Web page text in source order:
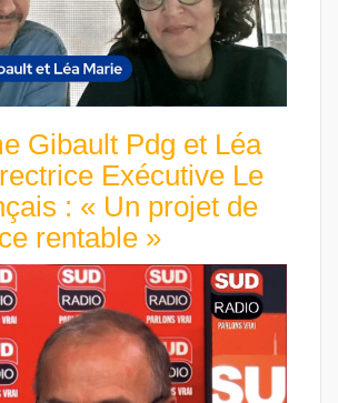
Gibault Pdg et Léa
Exécutive Le
: « Un projet de
rentable »